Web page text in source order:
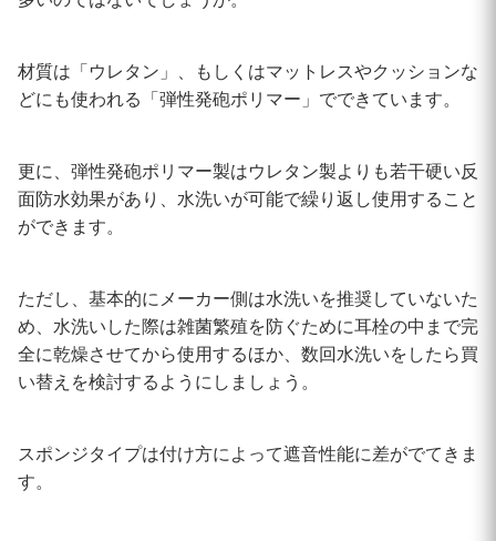
材質は「ウレタン」、もしくはマットレスやクッションな
どにも使われる「弾性発砲ポリマー」でできています。
更に、弾性発砲ポリマー製はウレタン製よりも若干硬い反
面防水効果があり、水洗いが可能で繰り返し使用すること
ができます。
ただし、基本的にメーカー側は水洗いを推奨していないた
め、水洗いした際は雑菌繁殖を防ぐために耳栓の中まで完
全に乾燥させてから使用するほか、数回水洗いをしたら買
い替えを検討するようにしましょう。
スポンジタイプは付け方によって遮音性能に差がでてきま
す。